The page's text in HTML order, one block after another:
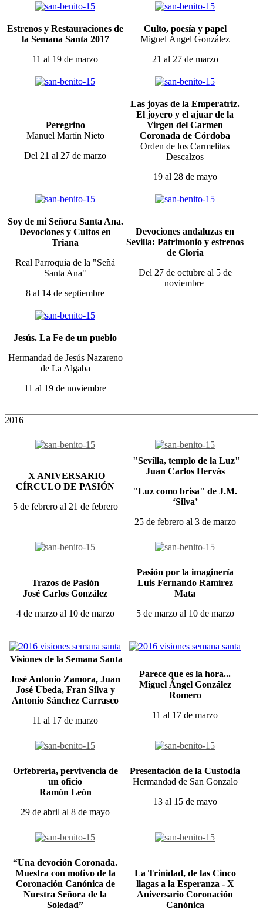
Estrenos y Restauraciones de
la Semana Santa 2017
11 al 19 de marzo
Culto, poesía y papel
Miguel Ángel González
21 al 27 de marzo
Peregrino
Manuel Martín Nieto
Del 21 al 27 de marzo
Las joyas de la Emperatriz.
El joyero y el ajuar de la
Virgen del Carmen
Coronada de Córdoba
Orden de los Carmelitas
Descalzos
19 al 28 de mayo
Soy de mi Señora Santa Ana.
Devociones y Cultos en
Triana
Real Parroquia de la "Señá
Santa Ana"
8 al 14 de septiembre
Devociones andaluzas en
Sevilla: Patrimonio y estrenos
de Gloria
Del 27 de octubre al 5 de
noviembre
Jesús. La Fe de un pueblo
Hermandad de Jesús Nazareno
de La Algaba
11 al 19 de noviembre
2016
X ANIVERSARIO
CÍRCULO DE PASIÓN
5 de febrero al 21 de febrero
"Sevilla, templo de la Luz"
Juan Carlos Hervás
"Luz como brisa" de J.M.
‘Silva’
25 de febrero al 3 de marzo
Trazos de Pasión
José Carlos González
4 de marzo al 10 de marzo
Pasión por la imaginería
Luis Fernando Ramírez
Mata
5 de marzo al 10 de marzo
Visiones de la Semana Santa
José Antonio Zamora, Juan
José Úbeda, Fran Silva y
Antonio Sánchez Carrasco
11 al 17 de marzo
Parece que es la hora...
Miguel Ángel González
Romero
11 al 17 de marzo
Orfebrería, pervivencia de
un oficio
Ramón León
29 de abril al 8 de mayo
Presentación de la Custodia
Hermandad de San Gonzalo
13 al 15 de mayo
“Una devoción Coronada.
Muestra con motivo de la
Coronación Canónica de
Nuestra Señora de la
Soledad”
La Trinidad, de las Cinco
llagas a la Esperanza - X
Aniversario Coronación
Canónica